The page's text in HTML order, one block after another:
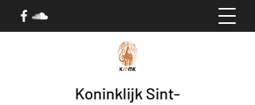
Koninklijk Sint-